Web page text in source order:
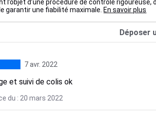
d’une procédure de contrôle rigoureuse,
garantir une fiabilité maximale. En savoir plus
Déposer
7 avr. 2022
et suivi de colis ok
du : 20 mars 2022